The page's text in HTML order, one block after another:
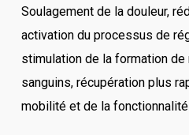
Soulagement de la douleur,
activation du processus de
stimulation de la formation de
sanguins, récupération plus
mobilité et de la